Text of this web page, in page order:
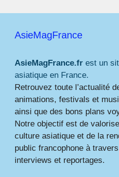
AsieMagFrance
AsieMagFrance.fr est un
asiatique en France.
Retrouvez toute l’actualité
animations, festivals et
ainsi que des bons plans
Notre objectif est de
culture asiatique et de la
public francophone à
interviews et reportages.